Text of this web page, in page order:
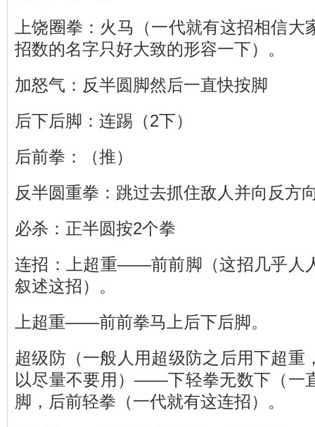
上饶圈拳：火马（一代就有这招相信
招数的名字只好大致的形容一下）。
加怒气：反半圆脚然后一直快按脚
后下后脚：连踢（2下）
后前拳：（推）
反半圆重拳：跳过去抓住敌人并向反方
必杀：正半圆按2个拳
连招：上超重——前前脚（这招几乎人
叙述这招）。
上超重——前前拳马上后下后脚。
超级防（一般人用超级防之后用下超重
以尽量不要用）——下轻拳无数下（一
脚，后前轻拳（一代就有这连招）。